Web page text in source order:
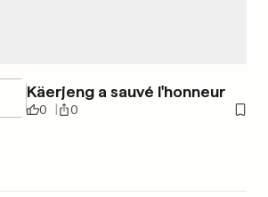
Käerjeng a sauvé l'honneur
0 0